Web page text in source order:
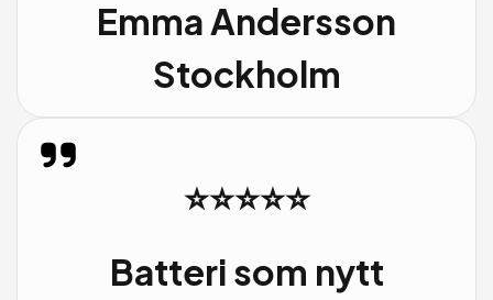
Emma Andersson
Stockholm
⭐⭐⭐⭐⭐
Batteri som nytt